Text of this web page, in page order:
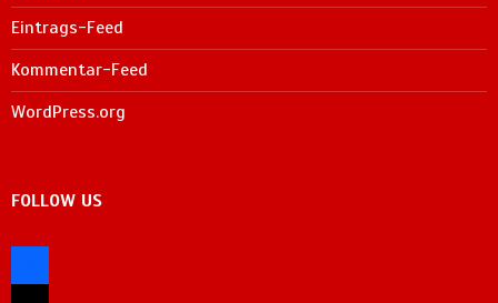
Eintrags-Feed
Kommentar-Feed
WordPress.org
FOLLOW US
facebook
x